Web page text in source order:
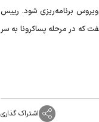
ویروس برنامه‌ریزی شود. رییس
که در مرحله پساکرونا به سر
اشتراک گذاری